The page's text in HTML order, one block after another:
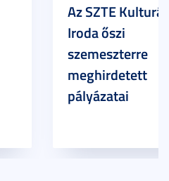
Az SZTE
Iroda őszi
szemeszterre
meghirdetett
pályázatai